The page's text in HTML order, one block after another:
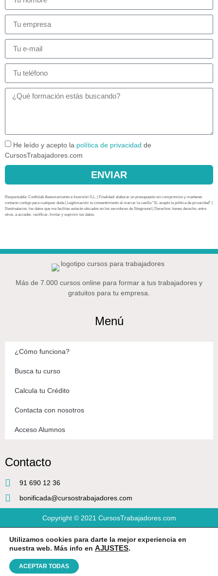
He leído y acepto la política de privacidad de
CursosTrabajadores.com
ENVIAR
Responsable: Confislab Asesoramiento e Inversión S.L. | Finalidad: elaborar un presupuesto sin compromiso y mantener
contacto contigo para cualquier duda | Legitimación: tu consentimiento al marcar la casilla “Sí, acepto la política de privacidad” |
Destinatarios: los datos que me facilitas estarán ubicados en los servidores de Siteground | Derechos: tienes derecho, entre
otros, a acceder, rectificar, limitar y suprimir tus datos.
Más de 7.000 cursos online para formar a tus trabajadores y
gratuitos para tu empresa.
Menú
¿Cómo funciona?
Busca tu curso
Calcula tu Crédito
Contacta con nosotros
Acceso Alumnos
Contacto
91 690 12 36
bonificada@cursostrabajadores.com
Copyright © 2021 CursosTrabajadores.com
Aviso Legal |Política de Privacidad| Condiciones de compra
Diseño web
Utilizamos cookies para darte la mejor experiencia en
nuestra web. Más info en AJUSTES.
ACEPTAR TODAS